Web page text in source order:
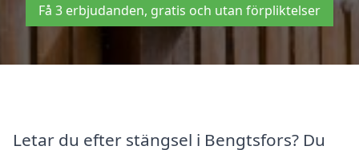
Få 3 erbjudanden, gratis och utan förpliktelser
Letar du efter stängsel i Bengtsfors? Du